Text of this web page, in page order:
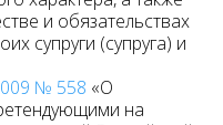
и обязательствах
супруги (супруга) и
№ 558 «О
на